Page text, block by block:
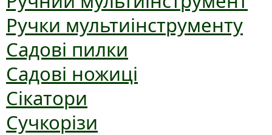
Ручки мультиінструменту
Садові пилки
Садові ножиці
Сікатори
Сучкорізи